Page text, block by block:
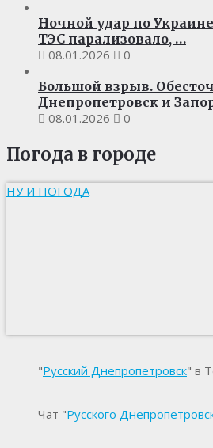
Ночной удар по
ТЭС парализовало, …
08.01.2026
0
Большой взрыв.
Днепропетровск и
08.01.2026
0
Погода в городе
НУ И ПОГОДА
"Русский Днепропетровск" в
Чат "Русского